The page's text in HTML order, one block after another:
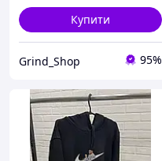
Купити
Grind_Shop 95%